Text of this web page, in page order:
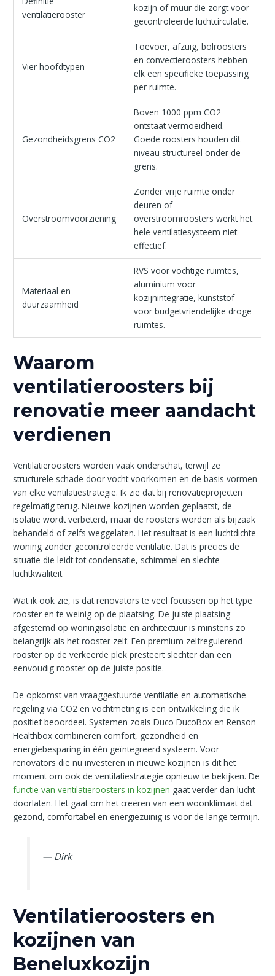
ventilatierooster
kozijn of muur die zorgt voor
gecontroleerde luchtcirculatie.
Vier hoofdtypen
Toevoer, afzuig, bolroosters
en convectieroosters hebben
elk een specifieke toepassing
per ruimte.
Gezondheidsgrens CO2
Boven 1000 ppm CO2
ontstaat vermoeidheid.
Goede roosters houden dit
niveau structureel onder de
grens.
Overstroomvoorziening
Zonder vrije ruimte onder
deuren of
overstroomroosters werkt het
hele ventilatiesysteem niet
effectief.
Materiaal en
duurzaamheid
RVS voor vochtige ruimtes,
aluminium voor
kozijnintegratie, kunststof
voor budgetvriendelijke droge
ruimtes.
Waarom
ventilatieroosters bij
renovatie meer aandacht
verdienen
Ventilatieroosters worden vaak onderschat, terwijl ze
structurele schade door vocht voorkomen en de basis vormen
van elke ventilatiestrategie. Ik zie dat bij renovatieprojecten
regelmatig terug. Nieuwe kozijnen worden geplaatst, de
isolatie wordt verbeterd, maar de roosters worden als bijzaak
behandeld of zelfs weggelaten. Het resultaat is een luchtdichte
woning zonder gecontroleerde ventilatie. Dat is precies de
situatie die leidt tot condensatie, schimmel en slechte
luchtkwaliteit.
Wat ik ook zie, is dat renovators te veel focussen op het type
rooster en te weinig op de plaatsing. De juiste plaatsing
afgestemd op woningisolatie en architectuur is minstens zo
belangrijk als het rooster zelf. Een premium zelfregulerend
rooster op de verkeerde plek presteert slechter dan een
eenvoudig rooster op de juiste positie.
De opkomst van vraaggestuurde ventilatie en automatische
regeling via CO2 en vochtmeting is een ontwikkeling die ik
positief beoordeel. Systemen zoals Duco DucoBox en Renson
Healthbox combineren comfort, gezondheid en
energiebesparing in één geïntegreerd systeem. Voor
renovators die nu investeren in nieuwe kozijnen is dit het
moment om ook de ventilatiestrategie opnieuw te bekijken. De
functie van ventilatieroosters in kozijnen gaat verder dan lucht
doorlaten. Het gaat om het creëren van een woonklimaat dat
gezond, comfortabel en energiezuinig is voor de lange termijn.
— Dirk
Ventilatieroosters en
kozijnen van
Beneluxkozijn